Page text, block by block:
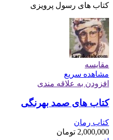
کتاب های رسول پرویزی
مقایسه
مشاهده سریع
افزودن به علاقه مندی
کتاب های صمد بهرنگی
کتاب رمان
2,000,000 تومان